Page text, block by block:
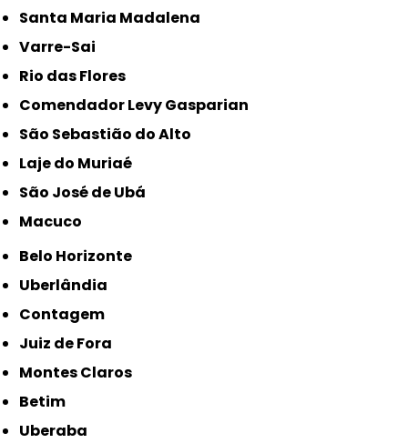
Santa Maria Madalena
Varre-Sai
Rio das Flores
Comendador Levy Gasparian
São Sebastião do Alto
Laje do Muriaé
São José de Ubá
Macuco
Belo Horizonte
Uberlândia
Contagem
Juiz de Fora
Montes Claros
Betim
Uberaba